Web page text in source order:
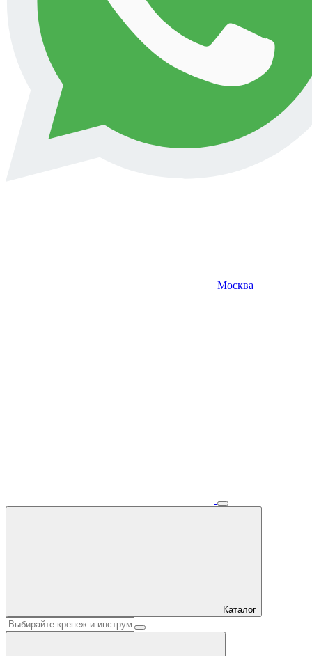
Москва
Каталог